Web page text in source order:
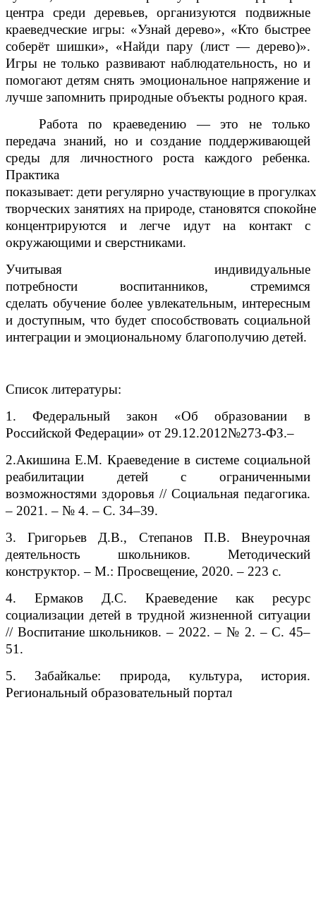
центра среди деревьев, организуются подвижные
краеведческие игры: «Узнай дерево», «Кто быстрее
соберёт шишки», «Найди пару (лист — дерево)».
Игры не только развивают наблюдательность, но и
помогают детям снять эмоциональное напряжение и
лучше запомнить природные объекты родного края.
Работа по краеведению — это не только
передача знаний, но и создание поддерживающей
среды для личностного роста каждого ребенка.
Практика
показывает: дети регулярно участвующие в
творческих занятиях на природе, становятся
концентрируются и легче идут на контакт с
окружающими и сверстниками.
Учитывая индивидуальные
потребности воспитанников, стремимся
сделать обучение более увлекательным, интересным
и доступным, что будет способствовать социальной
интеграции и эмоциональному благополучию детей.
Список литературы:
1.
Федеральный закон «Об образовании в
Российской Федерации» от 29.12.2012№273-ФЗ.–
2.Акишина Е.М. Краеведение в системе социальной
реабилитации детей с ограниченными
возможностями здоровья // Социальная педагогика.
– 2021. – № 4. – С. 34–39.
3. Григорьев Д.В., Степанов П.В. Внеурочная
деятельность школьников. Методический
конструктор. – М.: Просвещение, 2020. – 223 с.
4. Ермаков Д.С. Краеведение как ресурс
социализации детей в трудной жизненной ситуации
// Воспитание школьников. – 2022. – № 2. – С. 45–
51.
5. Забайкалье: природа, культура, история.
Региональный образовательный портал